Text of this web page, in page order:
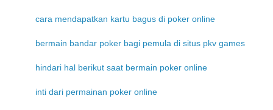
cara mendapatkan kartu bagus di poker online
bermain bandar poker bagi pemula di situs pkv games
hindari hal berikut saat bermain poker online
inti dari permainan poker online